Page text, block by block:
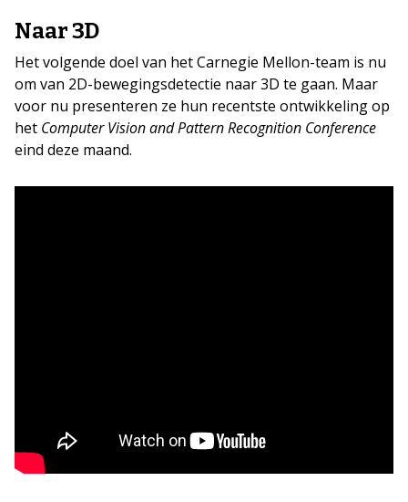
Naar 3D
Het volgende doel van het Carnegie Mellon-team is nu
om van 2D-bewegingsdetectie naar 3D te gaan. Maar
voor nu presenteren ze hun recentste ontwikkeling op
het Computer Vision and Pattern Recognition Conference
eind deze maand.